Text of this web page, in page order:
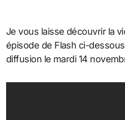
Je vous laisse découvrir la
épisode de Flash ci-
diffusion le mardi 14